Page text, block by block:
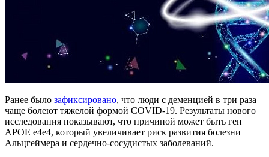
Ранее было зафиксировано, что люди с деменцией в три раза
чаще болеют тяжелой формой COVID-19. Результаты нового
исследования показывают, что причиной может быть ген
APOE e4e4, который увеличивает риск развития болезни
Альцгеймера и сердечно-сосудистых заболеваний.